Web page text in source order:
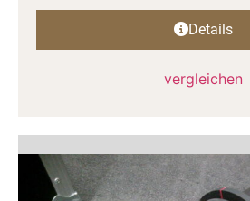
Details
vergleichen